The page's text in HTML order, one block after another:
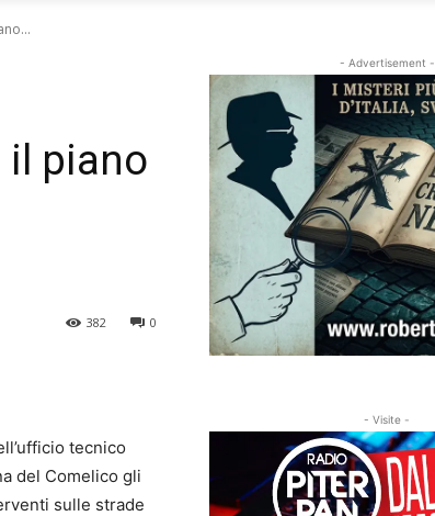
piano
0
382
tecnico
del Comelico gli
sulle strade
- Advertisement -
- Visite -